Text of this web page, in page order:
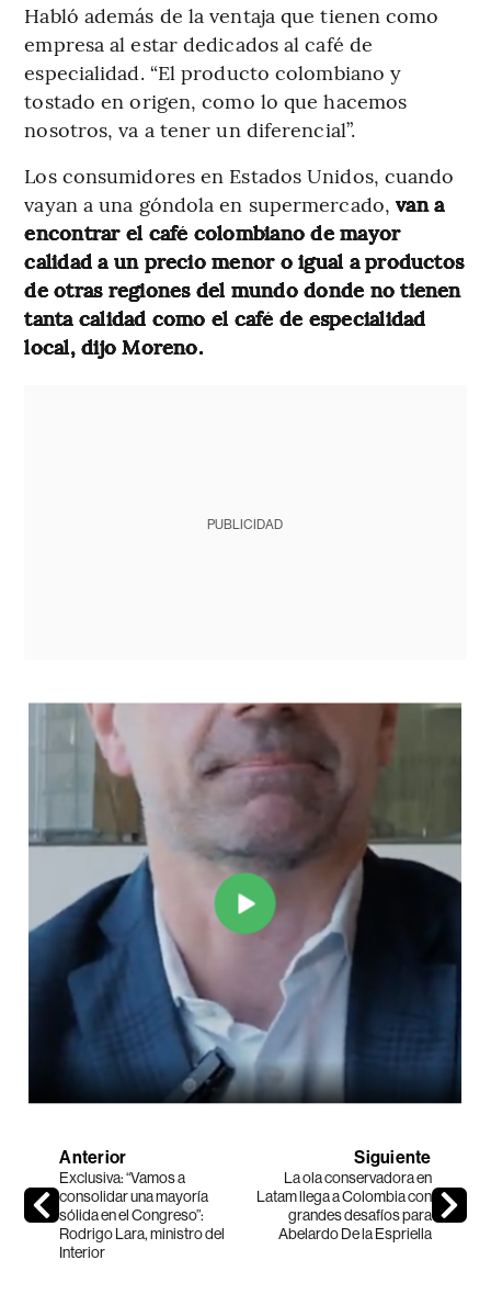
Habló además de la ventaja que tienen como
empresa al estar dedicados al café de
especialidad. “El producto colombiano y
tostado en origen, como lo que hacemos
nosotros, va a tener un diferencial”.
Los consumidores en Estados Unidos, cuando
vayan a una góndola en supermercado,van a
encontrar el café colombiano de mayor
calidad a un precio menor o igual a productos
de otras regiones del mundo donde no tienen
tanta calidad como el café de especialidad
local, dijo Moreno.
PUBLICIDAD
Anterior
Exclusiva: “Vamos a
consolidar una mayoría
sólida en el Congreso”:
Rodrigo Lara, ministro del
Interior
Siguiente
La ola conservadora en
Latam llega a Colombia con
grandes desafíos para
Abelardo De la Espriella